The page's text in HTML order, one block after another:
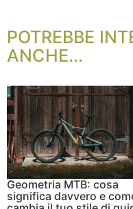
POTREBBE
ANCHE...
Geometria MTB: cosa
significa davvero e